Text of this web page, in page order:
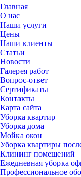
Главная
О нас
Наши услуги
Цены
Наши клиенты
Статьи
Новости
Галерея работ
Вопрос-ответ
Сертификаты
Контакты
Карта сайта
Уборка квартир
Уборка дома
Мойка окон
Уборка квартиры
Клининг помещений
Ежедневная уборка
Профессиональное